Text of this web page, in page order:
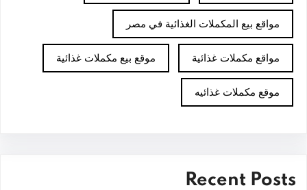
مواقع بيع المكملات الغذائية في مصر
مواقع مكملات غذائية موقع بيع مكملات غذائية
موقع مكملات غذائيه
Recent Posts